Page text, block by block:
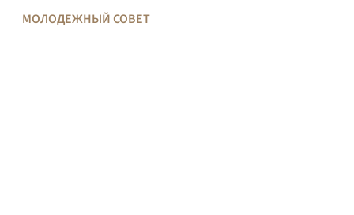
МОЛОДЕЖНЫЙ СОВЕТ